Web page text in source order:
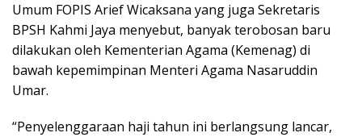
Umum FOPIS Arief Wicaksana yang juga Sekretaris
BPSH Kahmi Jaya menyebut, banyak terobosan baru
dilakukan oleh Kementerian Agama (Kemenag) di
bawah kepemimpinan Menteri Agama Nasaruddin
Umar.
“Penyelenggaraan haji tahun ini berlangsung lancar,